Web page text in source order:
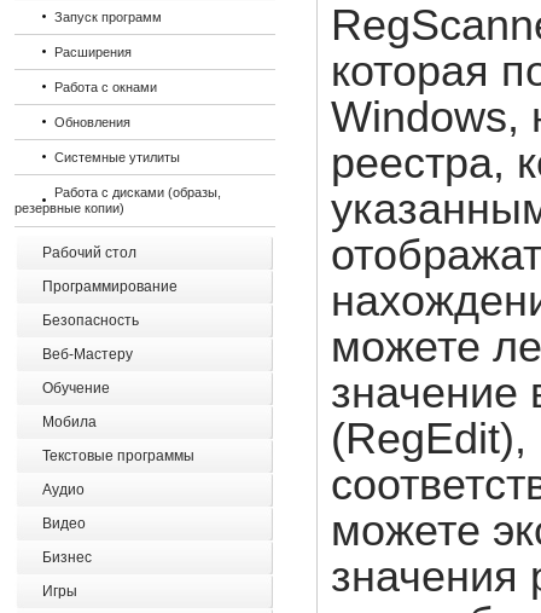
Запуск программ
Расширения
Работа с окнами
Обновления
Системные утилиты
Работа с дисками (образы,
резервные копии)
Рабочий стол
Программирование
Безопасность
Веб-Мастеру
Обучение
Мобила
Текстовые программы
Аудио
Видео
Бизнес
Игры
которая
Windows,
реестра,
можете
значение
можете
значения